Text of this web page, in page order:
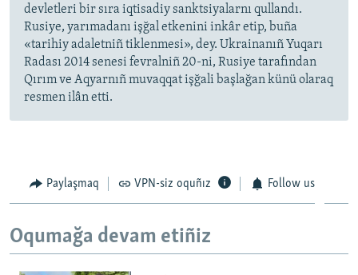
devletleri bir sıra iqtisadiy sanktsiyalarnı qullandı.
Rusiye, yarımadanı işğal etkenini inkâr etip, buña
«tarihiy adaletniñ tiklenmesi», dey. Ukrainanıñ Yuqarı
Radası 2014 senesi fevralniñ 20-ni, Rusiye tarafından
Qırım ve Aqyarnıñ muvaqqat işğali başlağan künü olaraq
resmen ilân etti.
Paylaşmaq VPN-siz oquñız Follow us
Oqumağa devam etiñiz